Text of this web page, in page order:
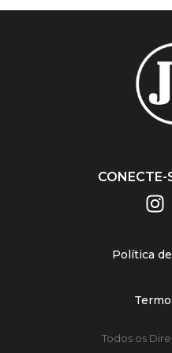
CONECTE-
Política
Todos os